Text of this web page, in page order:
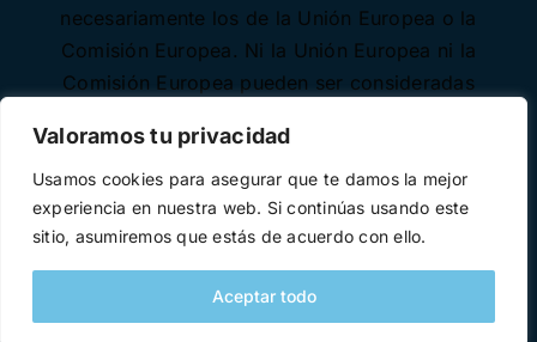
Valoramos tu privacidad
Usamos cookies para asegurar que te damos la mejor
experiencia en nuestra web. Si continúas usando este
sitio, asumiremos que estás de acuerdo con ello.
Aceptar todo
necesariamente los de la Unión Europea o la
Comisión Europea. Ni la Unión Europea ni la
Comisión Europea pueden ser consideradas
Desarrollado con ♥ porNecode Software